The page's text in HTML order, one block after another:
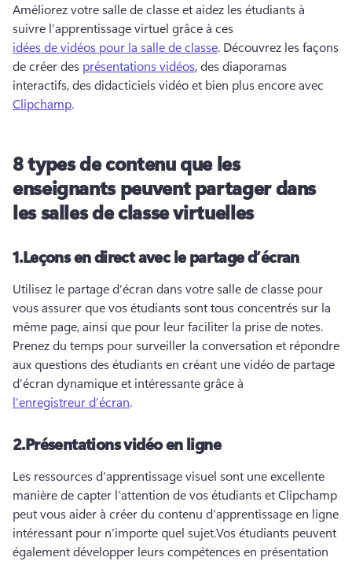
Améliorez votre salle de classe et aidez les étudiants à
suivre l’apprentissage virtuel grâce à ces
idées de vidéos pour la salle de classe. Découvrez les façons
de créer des présentations vidéos, des diaporamas
interactifs, des didacticiels vidéo et bien plus encore avec
Clipchamp.
8 types de contenu que les
enseignants peuvent partager dans
les salles de classe virtuelles
1.Leçons en direct avec le partage d’écran
Utilisez le partage d’écran dans votre salle de classe pour
vous assurer que vos étudiants sont tous concentrés sur la
Prenez du temps pour surveiller la conversation et répondre
aux questions des étudiants en créant une vidéo de partage
d’écran dynamique et intéressante grâce à
l’enregistreur d’écran.
2.Présentations vidéo en ligne
Les ressources d’apprentissage visuel sont une excellente
manière de capter l’attention de vos étudiants et Clipchamp
peut vous aider à créer du contenu d’apprentissage en ligne
intéressant pour n’importe quel sujet.Vos étudiants peuvent
également développer leurs compétences en présentation